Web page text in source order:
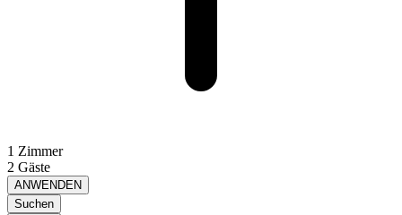
1 Zimmer
2 Gäste
ANWENDEN
Suchen